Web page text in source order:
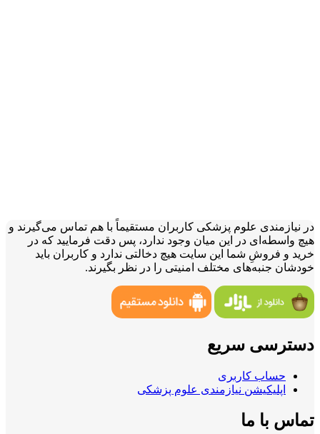
در نیازمندی علوم پزشکی کاربران مستقیماً با هم تماس می‌گیرند و
هیچ واسطه‌ای در این میان وجود ندارد، پس دقت فرمایید که در
خرید و فروشِ شما این سایت هیچ دخالتی ندارد و کاربران باید
خودشان جنبه‌های مختلف امنیتی را در نظر بگیرند.
دسترسی سریع
حساب کاربری
اپلیکیشن نیازمندی علوم پزشکی
تماس با ما